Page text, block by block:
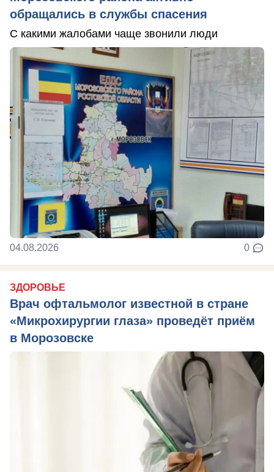
обращались в службы спасения
С какими жалобами чаще звонили люди
04.08.2026 0
ЗДОРОВЬЕ
Врач офтальмолог известной в стране
«Микрохирургии глаза» проведёт приём
в Морозовске